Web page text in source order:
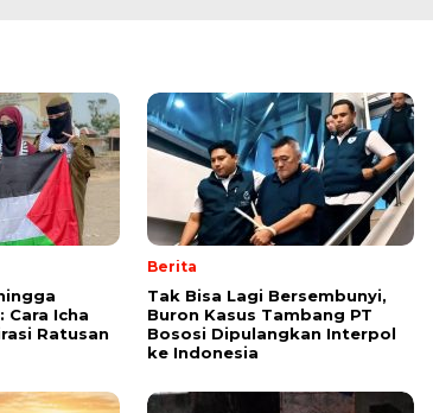
Cara Icha
Ratusan
Berita
Tak Bisa Lagi Bersembunyi,
Buron Kasus Tambang PT
Bososi Dipulangkan Interpol
ke Indonesia